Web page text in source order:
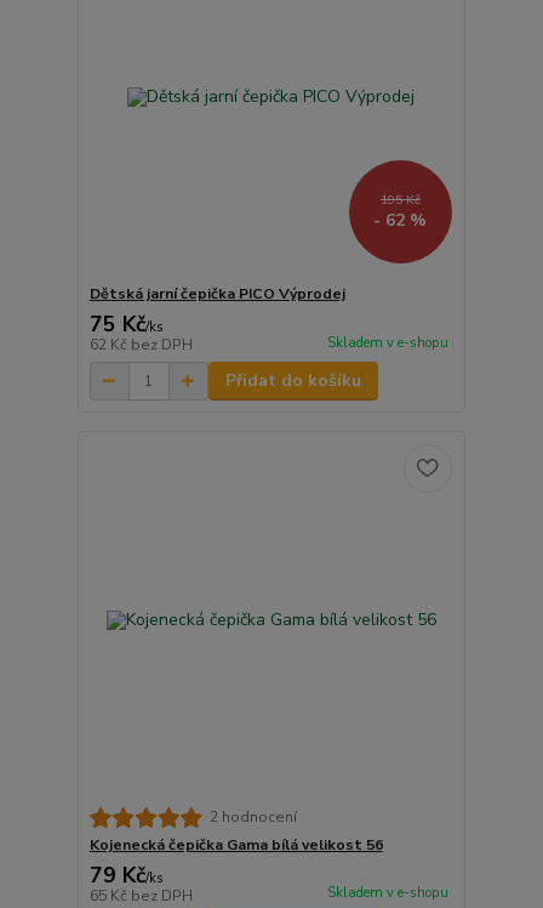
195 Kč
- 62 %
Dětská jarní čepička PICO Výprodej
75 Kč/ks
62 Kč bez DPH Skladem v e-shopu
Přidat do košíku
2 hodnocení
Kojenecká čepička Gama bílá velikost 56
79 Kč/ks
65 Kč bez DPH Skladem v e-shopu